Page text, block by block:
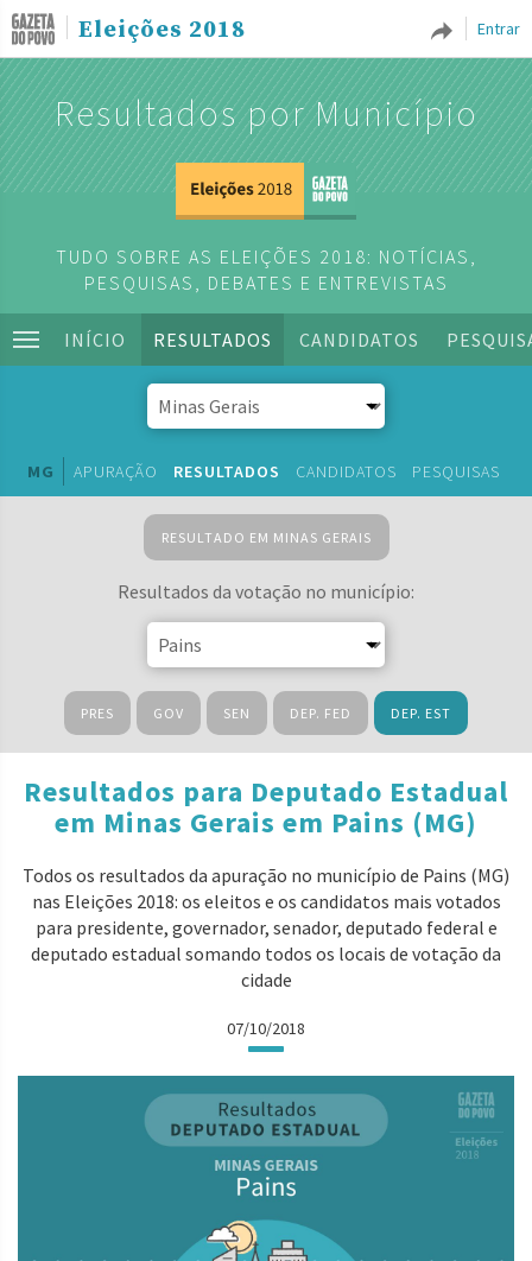
Entrar
Eleições 2018
Resultados por Município
TUDO SOBRE AS ELEIÇÕES 2018: NOTÍCIAS,
PESQUISAS, DEBATES E ENTREVISTAS
INÍCIO RESULTADOS CANDIDATOS
MG APURAÇÃO RESULTADOS CANDIDATOS PESQUISAS
RESULTADO EM MINAS GERAIS
Resultados da votação no município:
PRES GOV SEN DEP. FED DEP. EST
Resultados para Deputado Estadual
em Minas Gerais em Pains (MG)
Todos os resultados da apuração no município de Pains (MG)
nas Eleições 2018: os eleitos e os candidatos mais votados
para presidente, governador, senador, deputado federal e
deputado estadual somando todos os locais de votação da
cidade
07/10/2018